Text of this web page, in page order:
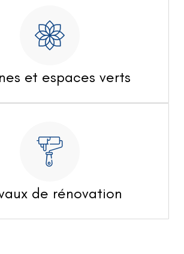
et espaces verts
de rénovation